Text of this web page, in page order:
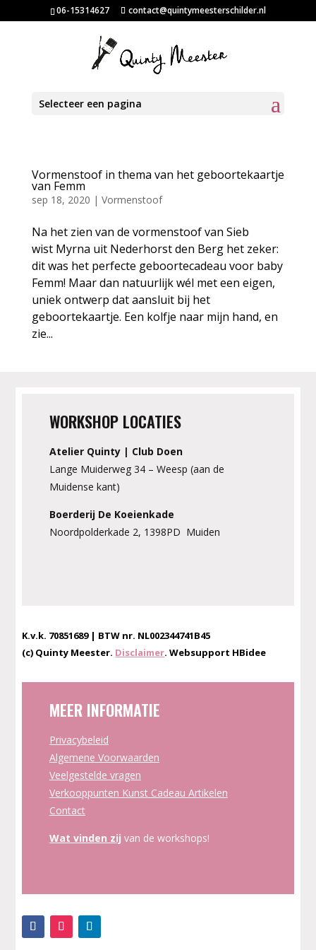
06-15314627 contact@quintymeesterschilder.nl
Selecteer een pagina
Vormenstoof in thema van het geboortekaartje
van Femm
sep 18, 2020 | Vormenstoof
Na het zien van de vormenstoof van Sieb
wist Myrna uit Nederhorst den Berg het zeker:
dit was het perfecte geboortecadeau voor baby
Femm! Maar dan natuurlijk wél met een eigen,
uniek ontwerp dat aansluit bij het
geboortekaartje. Een kolfje naar mijn hand, en
zie...
WORKSHOP LOCATIES
Atelier Quinty | Club Doen
Lange Muiderweg 34 – Weesp (aan de
Muidense kant)
Boerderij De Koeienkade
Noordpolderkade 2, 1398PD Muiden
K.v.k. 70851689 | BTW nr. NL002344741B45
(c) Quinty Meester. Disclaimer. Websupport HBidee
MEER INFORMATIE
Privacybeleid
Algemene Voorwaarden
Veelgestelde vragen
Verkooppunten Kunst Cadeau Artikelen
Contact
Wat vinden zij van de workshops!